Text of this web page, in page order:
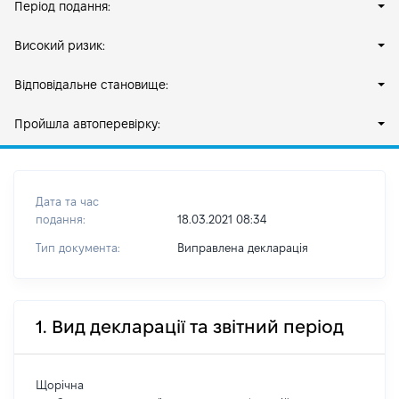
Період подання:
Високий ризик:
Відповідальне становище:
Пройшла автоперевірку:
Дата та час
подання:
18.03.2021 08:34
Тип документа: Виправлена декларація
1. Вид декларації та звітний період
Щорічна